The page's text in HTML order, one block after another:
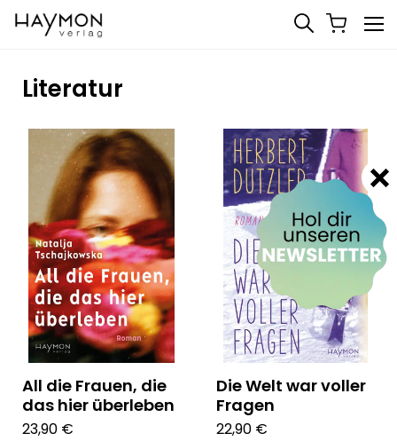
Literatur
All die Frauen, die
das hier überleben
23,90 €
Die Welt war voller
Fragen
22,90 €